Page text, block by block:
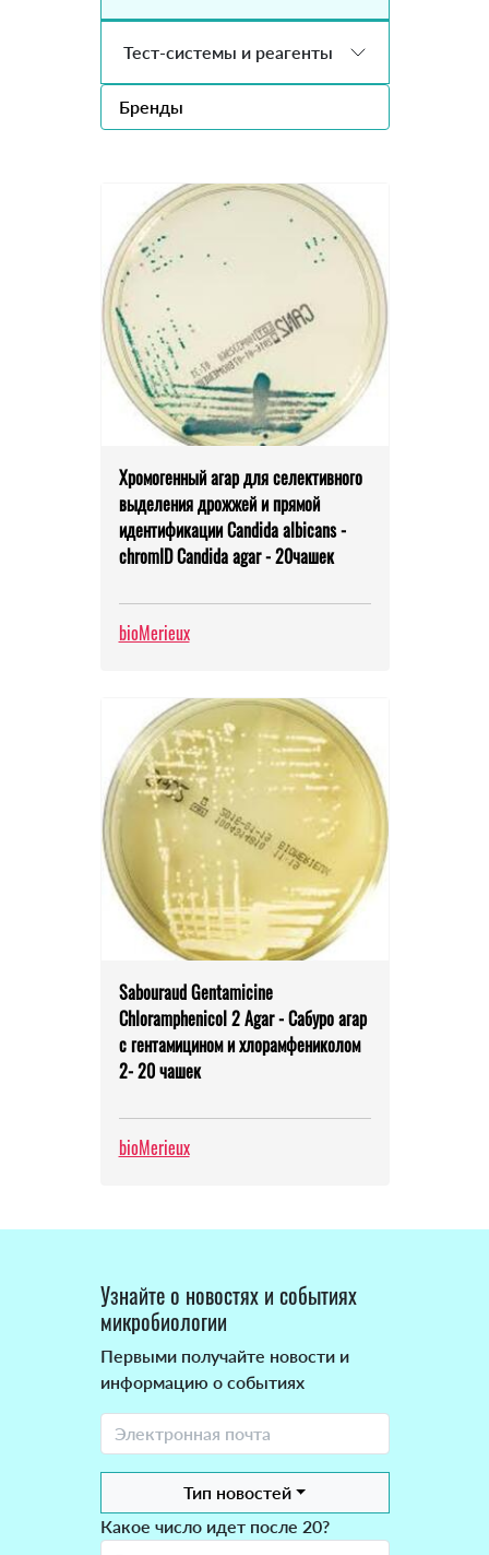
Тест-системы и реагенты
Бренды
Хромогенный агар для селективного
выделения дрожжей и прямой
идентификации Candida albicans -
chromID Candida agar - 20чашек
bioMerieux
Sabouraud Gentamicine
Chloramphenicol 2 Agar - Сабуро агар
с гентамицином и хлорамфениколом
2- 20 чашек
bioMerieux
Узнайте о новостях и событиях
микробиологии
Первыми получайте новости и
информацию о событиях
Тип новостей
Какое число идет после 20?